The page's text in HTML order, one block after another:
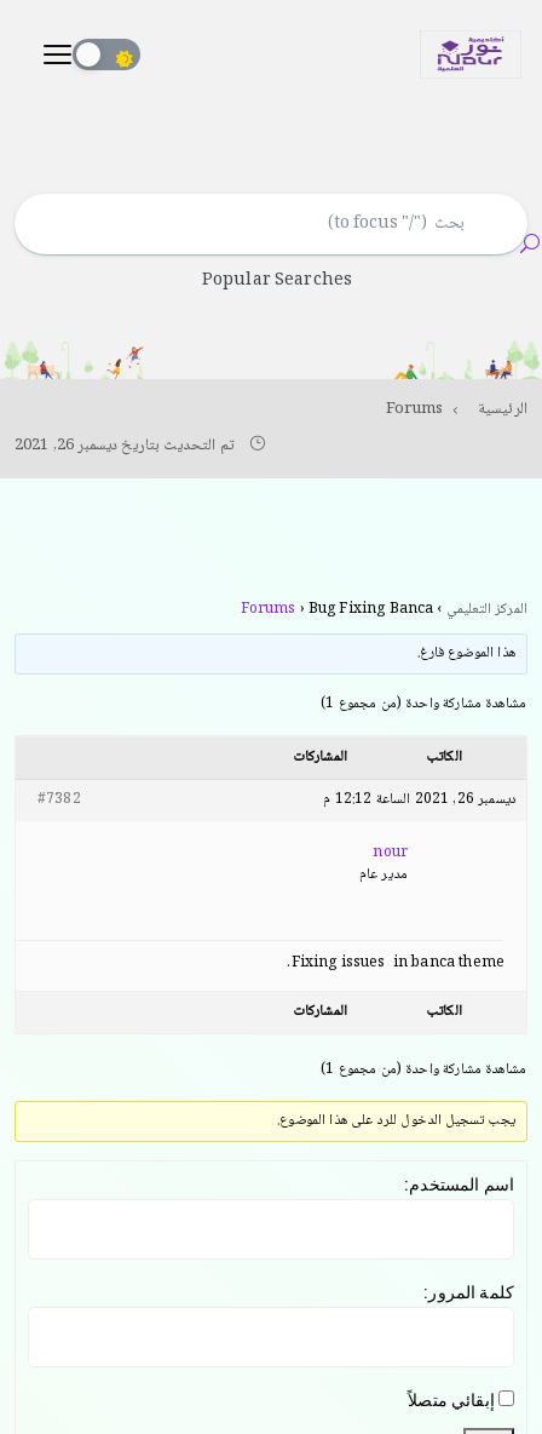
Popular Searches
الرئيسية
Forums
تم التحديث بتاريخ ديسمبر 26, 2021
المركز التعليمي ›
Forums ›Bug Fixing Banca
هذا الموضوع فارغ.
مشاهدة مشاركة واحدة (من مجموع 1)
الكاتب
المشاركات
ديسمبر 26, 2021 الساعة 12:12 م
#7382
nour
مدير عام
Fixing issues in banca theme.
الكاتب
المشاركات
مشاهدة مشاركة واحدة (من مجموع 1)
يجب تسجيل الدخول للرد على هذا الموضوع.
اسم المستخدم:
كلمة المرور:
إبقائي متصلاً